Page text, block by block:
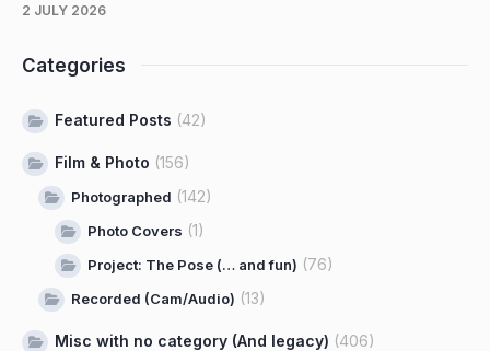
2 JULY 2026
Categories
Featured Posts (42)
Film & Photo (156)
Photographed (142)
Photo Covers (1)
Project: The Pose (… and fun) (76)
Recorded (Cam/Audio) (13)
Misc with no category (And legacy) (406)